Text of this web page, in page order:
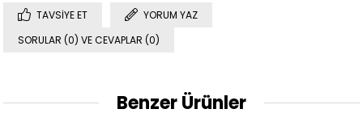
TAVSIYE ET
YORUM YAZ
SORULAR (0) VE CEVAPLAR (0)
Benzer Ürünler